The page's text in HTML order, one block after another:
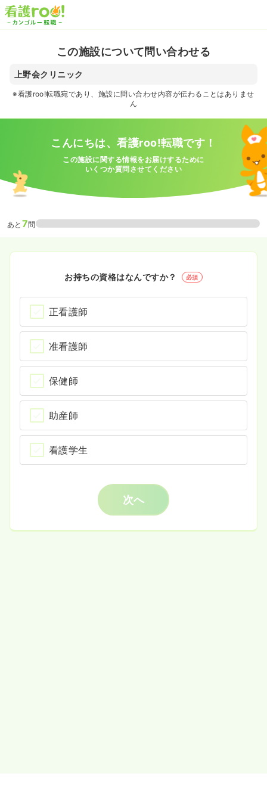
この施設について問い合わせる
上野会クリニック
※看護roo!転職宛であり、施設に問い合わせ内容が伝わることはありませ
ん
こんにちは、看護roo!転職です！
この施設に関する情報をお届けするために
いくつか質問させてください
あと 7問
お持ちの資格はなんですか？ 必須
正看護師
准看護師
保健師
助産師
看護学生
次へ